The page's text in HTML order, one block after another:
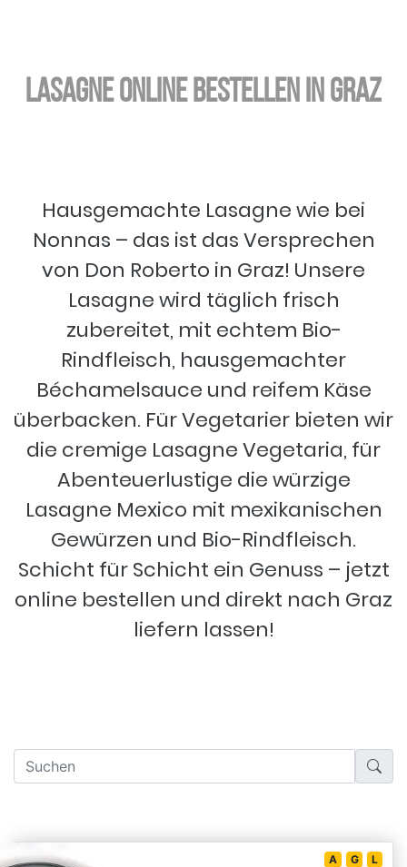
Lasagne online bestellen in Graz
Hausgemachte Lasagne wie bei
Nonnas – das ist das Versprechen
von Don Roberto in Graz! Unsere
Lasagne wird täglich frisch
zubereitet, mit echtem Bio-
Rindfleisch, hausgemachter
Béchamelsauce und reifem Käse
überbacken. Für Vegetarier bieten wir
die cremige Lasagne Vegetaria, für
Abenteuerlustige die würzige
Lasagne Mexico mit mexikanischen
Gewürzen und Bio-Rindfleisch.
Schicht für Schicht ein Genuss – jetzt
online bestellen und direkt nach Graz
liefern lassen!
A G L